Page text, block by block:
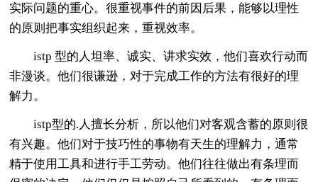
实际问题的重心。很重视事件的前因后果，能够以理性
的原则把事实组织起来，重视效率。
istp 型的人坦率、诚实、讲求实效，他们喜欢行动而
非漫谈。他们很谦逊，对于完成工作的方法有很好的理
解力。
istp型的.人擅长分析，所以他们对客观含蓄的原则很
有兴趣。他们对于技巧性的事物有天生的理解力，通常
精于使用工具和进行手工劳动。他们往往做出有条理而